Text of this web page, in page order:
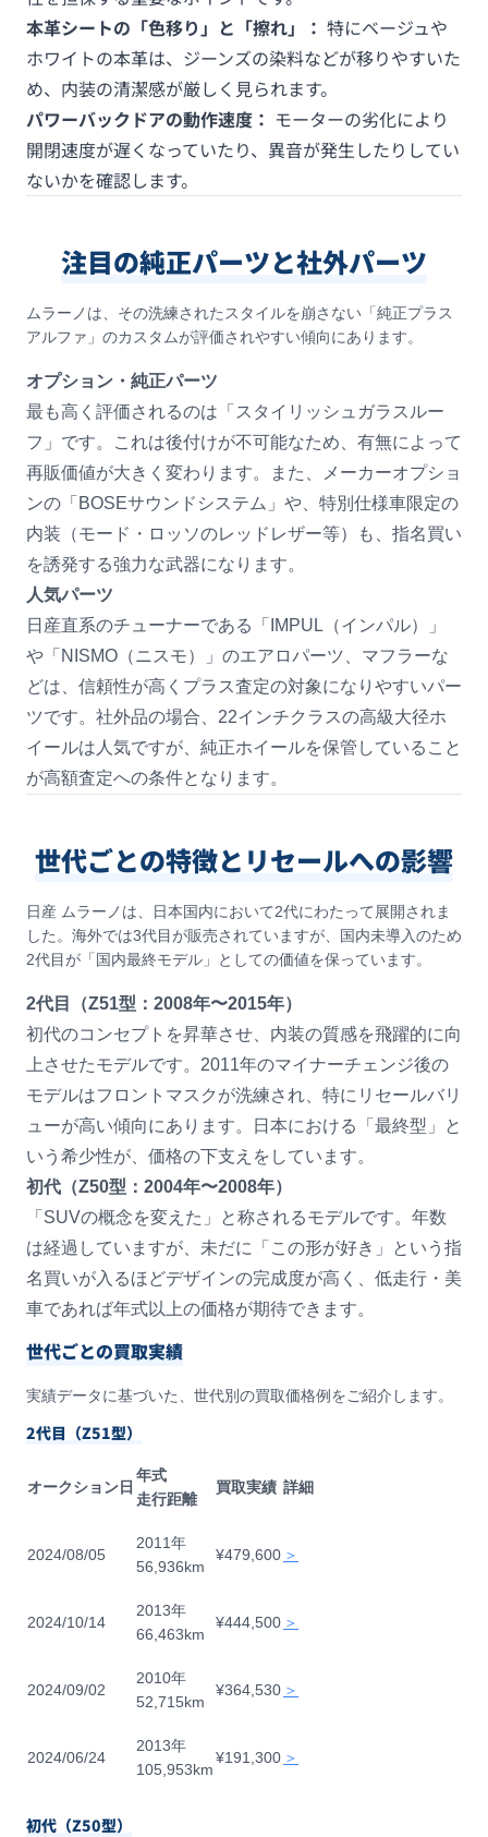
本革シートの「色移り」と「擦れ」： 特にベージュや
ホワイトの本革は、ジーンズの染料などが移りやすいた
め、内装の清潔感が厳しく見られます。
パワーバックドアの動作速度： モーターの劣化により
開閉速度が遅くなっていたり、異音が発生したりしてい
ないかを確認します。
注目の純正パーツと社外パーツ
ムラーノは、その洗練されたスタイルを崩さない「純正プラス
アルファ」のカスタムが評価されやすい傾向にあります。
オプション・純正パーツ
最も高く評価されるのは「スタイリッシュガラスルー
フ」です。これは後付けが不可能なため、有無によって
再販価値が大きく変わります。また、メーカーオプショ
ンの「BOSEサウンドシステム」や、特別仕様車限定の
内装（モード・ロッソのレッドレザー等）も、指名買い
を誘発する強力な武器になります。
人気パーツ
日産直系のチューナーである「IMPUL（インパル）」
や「NISMO（ニスモ）」のエアロパーツ、マフラーな
どは、信頼性が高くプラス査定の対象になりやすいパー
ツです。社外品の場合、22インチクラスの高級大径ホ
イールは人気ですが、純正ホイールを保管していること
が高額査定への条件となります。
世代ごとの特徴とリセールへの影響
日産 ムラーノは、日本国内において2代にわたって展開されま
した。海外では3代目が販売されていますが、国内未導入のため
2代目が「国内最終モデル」としての価値を保っています。
2代目（Z51型：2008年〜2015年）
初代のコンセプトを昇華させ、内装の質感を飛躍的に向
上させたモデルです。2011年のマイナーチェンジ後の
モデルはフロントマスクが洗練され、特にリセールバリ
ューが高い傾向にあります。日本における「最終型」と
いう希少性が、価格の下支えをしています。
初代（Z50型：2004年〜2008年）
「SUVの概念を変えた」と称されるモデルです。年数
は経過していますが、未だに「この形が好き」という指
名買いが入るほどデザインの完成度が高く、低走行・美
車であれば年式以上の価格が期待できます。
世代ごとの買取実績
実績データに基づいた、世代別の買取価格例をご紹介します。
2代目（Z51型）
オークション日
年式
走行距離
買取実績 詳細
2024/08/05
2011年
56,936km
¥479,600 ＞
2024/10/14
2013年
66,463km
¥444,500 ＞
2024/09/02
2010年
52,715km
¥364,530 ＞
2024/06/24
2013年
105,953km
¥191,300 ＞
初代（Z50型）